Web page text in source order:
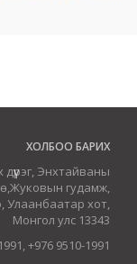
ХОЛБОО БАРИХ
дүүрэг, Энхтайваны
гудамж,
Улаанбаатар хот,
Монгол улс 13343
+976 9510-1991